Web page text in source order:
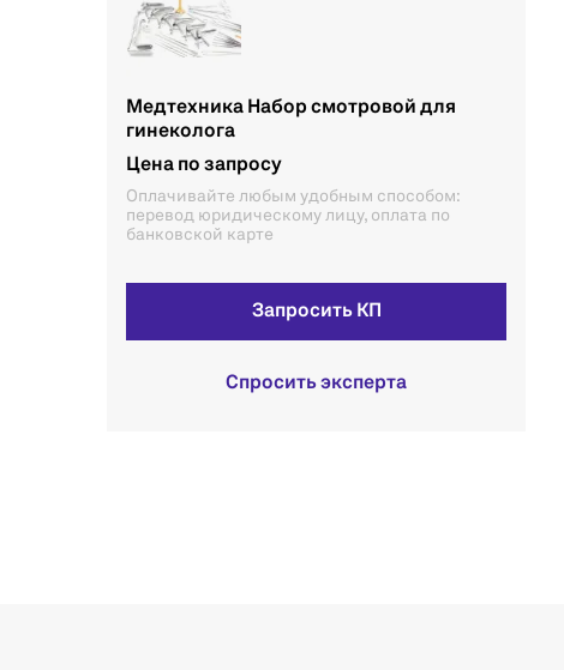
Медтехника Набор смотровой для
гинеколога
Цена по запросу
Оплачивайте любым удобным способом:
перевод юридическому лицу, оплата по
банковской карте
Запросить КП
Спросить эксперта